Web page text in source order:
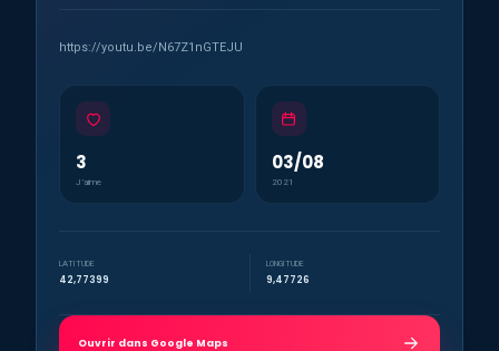
https://youtu.be/N67Z1nGTEJU
3
J’aime
03/08
2021
LATITUDE
42,77399
LONGITUDE
9,47726
Ouvrir dans Google Maps